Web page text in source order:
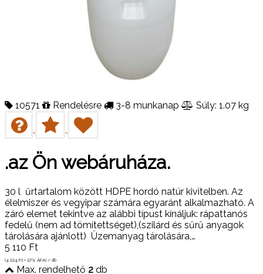
10571 Rendelésre 3-8 munkanap Súly: 1.07 kg
.az Ön webáruháza.
30 l űrtartalom között HDPE hordó natúr kivitelben. Az
élelmiszer és vegyipar számára egyaránt alkalmazható. A
záró elemet tekintve az alábbi típust kínáljuk: rápattanós
fedelű (nem ad tömítettséget),(szilárd és sűrű anyagok
tárolására ajánlott) Üzemanyag tárolására,…
5 110 Ft
(4 024 Ft + 27% ÁFA) / db
Max. rendelhető 2 db